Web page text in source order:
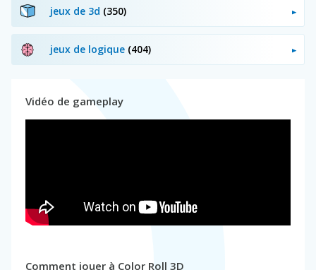
jeux de 3d (350)
jeux de logique (404)
Vidéo de gameplay
Comment jouer à Color Roll 3D